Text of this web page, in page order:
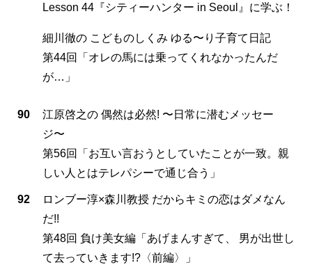
Lesson 44『シティーハンター in Seoul』に学ぶ！
細川徹の こどものしくみ ゆる〜り子育て日記
第44回「オレの馬には乗ってくれなかったんだ
が…」
90
江原啓之の 偶然は必然! 〜日常に潜むメッセー
ジ〜
第56回「お互い言おうとしていたことが一致。親
しい人とはテレパシーで通じ合う」
92
ロンブー淳×森川教授 だからキミの恋はダメなん
だ!!
第48回 負け美女編「あげまんすぎて、 男が出世し
て去っていきます!?〈前編〉」